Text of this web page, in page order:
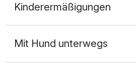
2 Erwachsene und 1 Kind
Kinderermäßigungen
Mit Hund unterwegs